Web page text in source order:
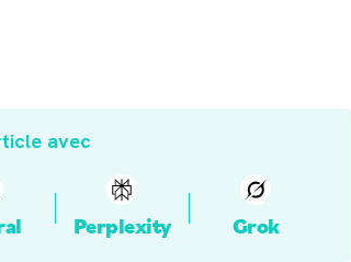
avec
Perplexity Grok